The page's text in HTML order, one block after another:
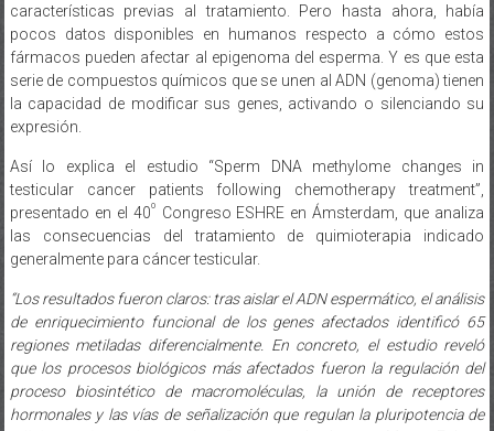
características previas al tratamiento. Pero hasta ahora, había
pocos datos disponibles en humanos respecto a cómo estos
fármacos pueden afectar al epigenoma del esperma. Y es que esta
serie de compuestos químicos que se unen al ADN (genoma) tienen
la capacidad de modificar sus genes, activando o silenciando su
expresión.
Así lo explica el estudio “Sperm DNA methylome changes in
testicular cancer patients following chemotherapy treatment”,
presentado en el 40º Congreso ESHRE en Ámsterdam, que analiza
las consecuencias del tratamiento de quimioterapia indicado
generalmente para cáncer testicular.
“Los resultados fueron claros: tras aislar el ADN espermático, el análisis
de enriquecimiento funcional de los genes afectados identificó 65
regiones metiladas diferencialmente. En concreto, el estudio reveló
que los procesos biológicos más afectados fueron la regulación del
proceso biosintético de macromoléculas, la unión de receptores
hormonales y las vías de señalización que regulan la pluripotencia de